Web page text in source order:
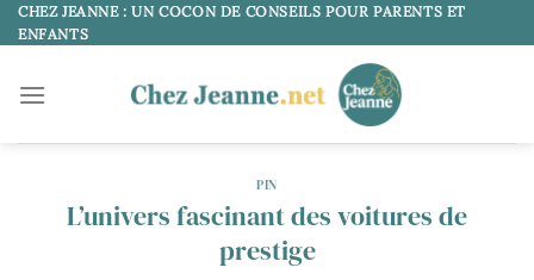
Passer
au
CHEZ JEANNE : UN COCON DE CONSEILS POUR PARENTS ET
ENFANTS
PIN
L’univers fascinant des voitures de
prestige